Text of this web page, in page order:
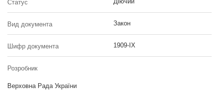
Статус
Вид документа Закон
Шифр документа 1909-IX
Розробник
Верховна Рада України